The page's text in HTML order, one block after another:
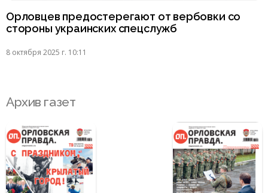
Орловцев предостерегают от вербовки со
стороны украинских спецслужб
8 октября 2025 г. 10:11
Архив газет